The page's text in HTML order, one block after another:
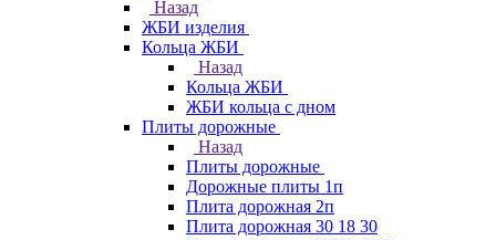
Назад
ЖБИ изделия
Кольца ЖБИ
Назад
Кольца ЖБИ
ЖБИ кольца с дном
Плиты дорожные
Назад
Плиты дорожные
Дорожные плиты 1п
Плита дорожная 2п
Плита дорожная 30 18 30